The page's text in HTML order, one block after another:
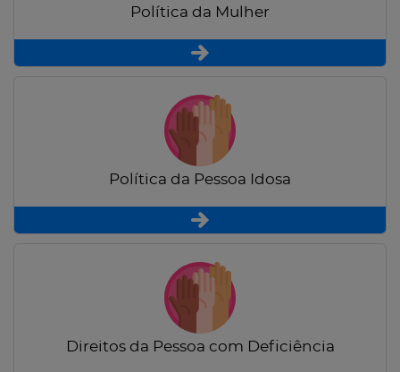
Política da Mulher
Política da Pessoa Idosa
Direitos da Pessoa com Deficiência